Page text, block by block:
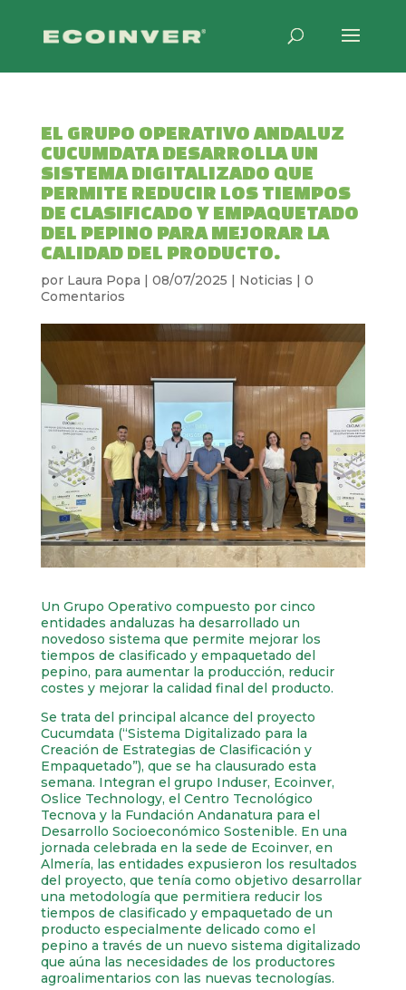
EL GRUPO OPERATIVO ANDALUZ
CUCUMDATA DESARROLLA UN
SISTEMA DIGITALIZADO QUE
PERMITE REDUCIR LOS TIEMPOS
DE CLASIFICADO Y EMPAQUETADO
DEL PEPINO PARA MEJORAR LA
CALIDAD DEL PRODUCTO.
por Laura Popa | 08/07/2025 | Noticias | 0
Comentarios
Un Grupo Operativo compuesto por cinco
entidades andaluzas ha desarrollado un
novedoso sistema que permite mejorar los
tiempos de clasificado y empaquetado del
pepino, para aumentar la producción, reducir
costes y mejorar la calidad final del producto.
Se trata del principal alcance del proyecto
Cucumdata (“Sistema Digitalizado para la
Creación de Estrategias de Clasificación y
Empaquetado”), que se ha clausurado esta
semana. Integran el grupo Induser, Ecoinver,
Oslice Technology, el Centro Tecnológico
Tecnova y la Fundación Andanatura para el
Desarrollo Socioeconómico Sostenible. En una
jornada celebrada en la sede de Ecoinver, en
Almería, las entidades expusieron los resultados
del proyecto, que tenía como objetivo desarrollar
una metodología que permitiera reducir los
tiempos de clasificado y empaquetado de un
producto especialmente delicado como el
pepino a través de un nuevo sistema digitalizado
que aúna las necesidades de los productores
agroalimentarios con las nuevas tecnologías.